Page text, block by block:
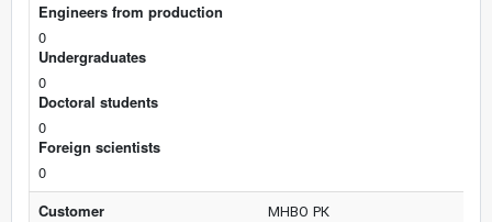
Engineers from production
0
Undergraduates
0
Doctoral students
0
Foreign scientists
0
Customer
МНВО РК